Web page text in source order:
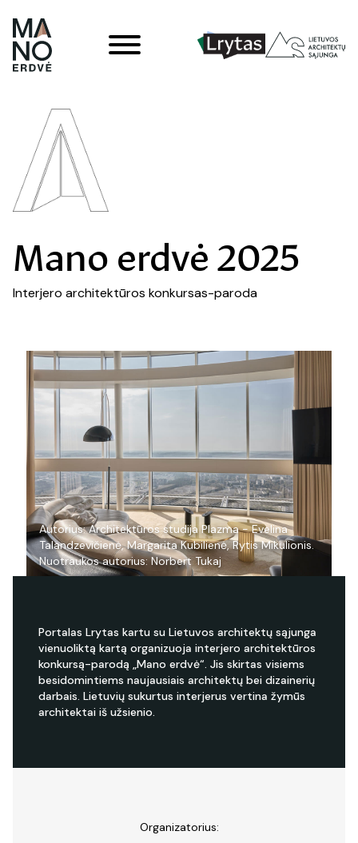
Mano erdvė 2025
Interjero architektūros konkursas-paroda
Autorius: Architektūros studija Plazma - Evelina
Talandzevičienė, Margarita Kubilienė, Rytis Mikulionis.
Nuotraukos autorius: Norbert Tukaj
Portalas Lrytas kartu su Lietuvos architektų sąjunga
vienuoliktą kartą organizuoja interjero architektūros
konkursą-parodą „Mano erdvė“. Jis skirtas visiems
besidomintiems naujausiais architektų bei dizainerių
darbais. Lietuvių sukurtus interjerus vertina žymūs
architektai iš užsienio.
Organizatorius: